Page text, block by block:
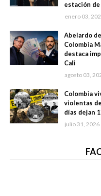
estación
enero 03,
Abelardo
Colombia
destaca
Cali
agosto 03,
Colombia
violentas
días dejan
julio 31, 2026